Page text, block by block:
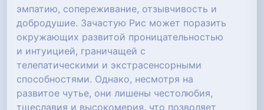
эмпатию, сопереживание, отзывчивость и
добродушие. Зачастую Рис может поразить
окружающих развитой проницательностью
и интуицией, граничащей с
телепатическими и экстрасенсорными
способностями. Однако, несмотря на
развитое чутье, они лишены честолюбия,
тщеславия и высокомерия, что позволяет